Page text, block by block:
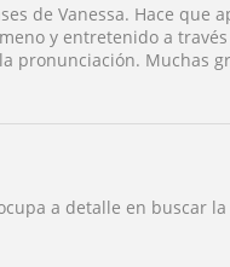
de Vanessa. Hace que
y entretenido a
pronunciación. Muchas
a detalle en buscar